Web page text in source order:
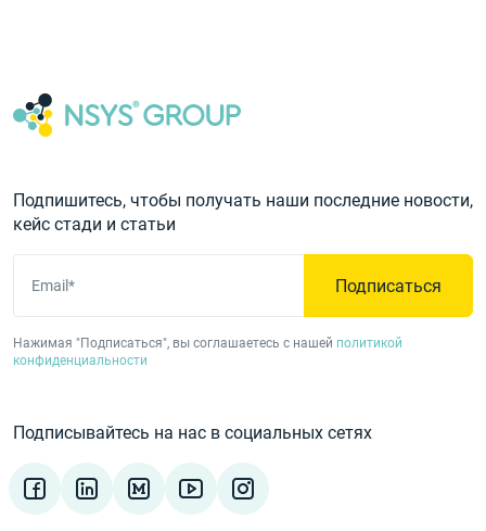
Подпишитесь, чтобы получать наши последние новости,
кейс стади и статьи
Email* Подписаться
Нажимая "Подписаться", вы соглашаетесь с нашей политикой
конфиденциальности
Подписывайтесь на нас в социальных сетях